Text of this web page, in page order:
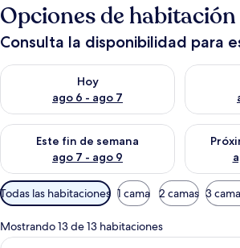
Opciones de habitación
Consulta la disponibilidad para
Hoy
ago 6 - ago 7
Consulta la disponibilidad para hoy ago 6
Este fin de semana
ago 7 - ago 9
Consulta la disponibilidad para este fin
Filtros
disponibles
para
las
Todas las habitaciones 1 cama 2 camas 3
Mostrando 13 de 13 habitaciones